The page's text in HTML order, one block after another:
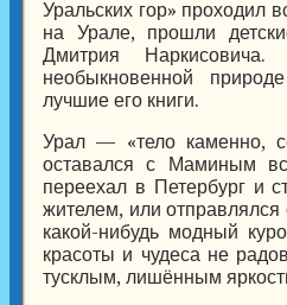
Уральских гор» проходил
на Урале, прошли
Дмитрия
необыкновенной
лучшие его книги.
Урал — «тело каменно,
оставался с Маминым
переехал в Петербург и
жителем, или
какой-нибудь модный
красоты и чудеса не
тусклым, лишённым